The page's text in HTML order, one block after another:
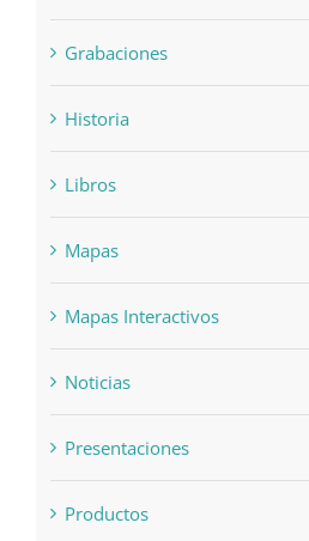
Grabaciones
Historia
Libros
Mapas
Mapas Interactivos
Noticias
Presentaciones
Productos